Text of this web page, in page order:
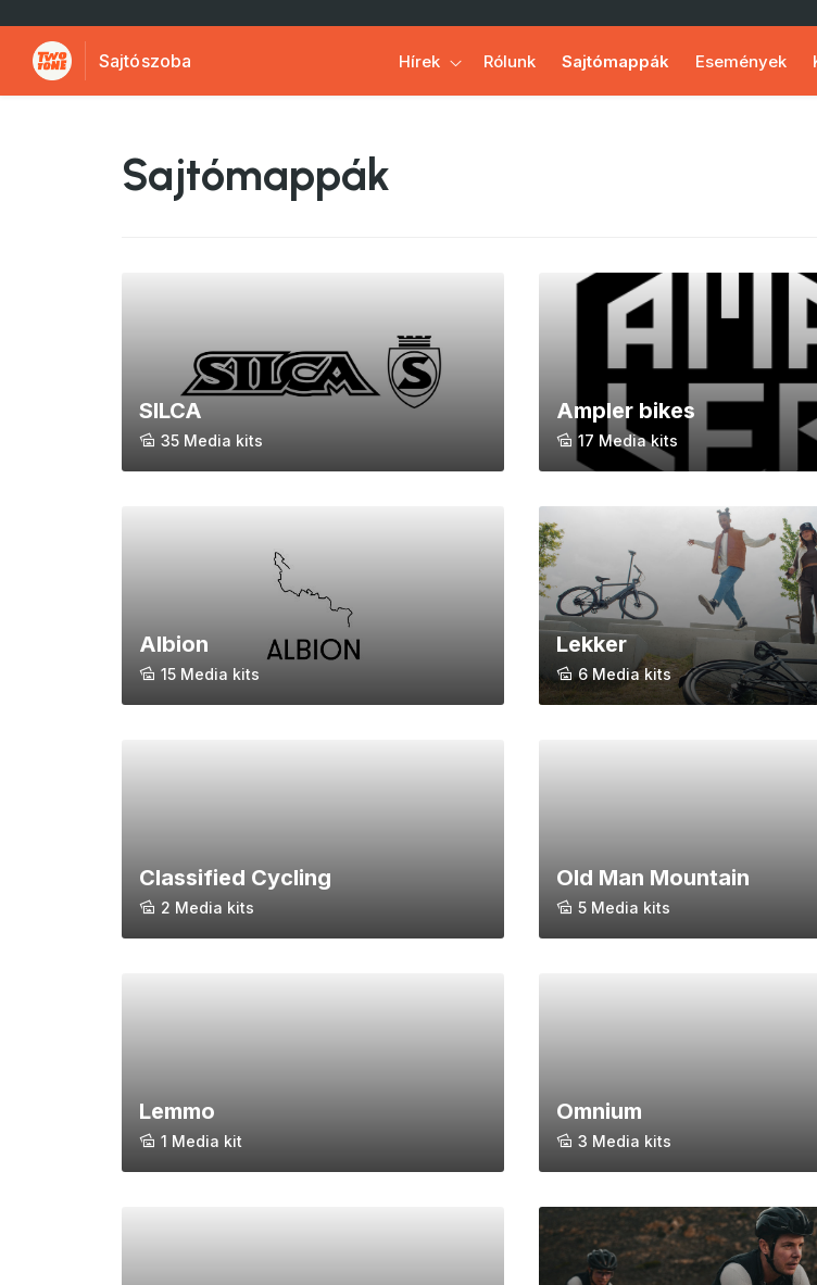
Sajtószoba Hírek Rólunk Sajtómappák Események
Sajtómappák
SILCA
35 Media kits
Ampler bikes
17 Media kits
Albion
15 Media kits
Lekker
6 Media kits
Classified Cycling
2 Media kits
Old Man Mountain
5 Media kits
Lemmo
1 Media kit
Omnium
3 Media kits